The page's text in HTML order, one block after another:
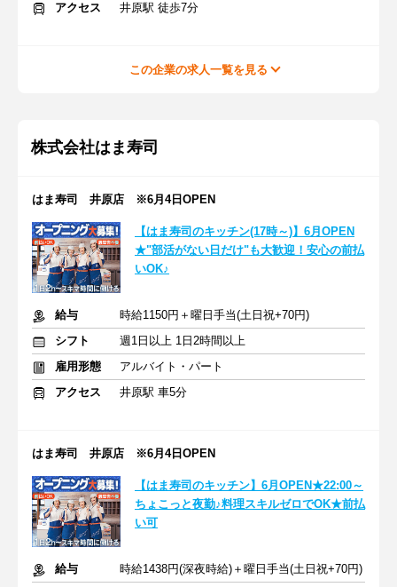
アクセス
井原駅 徒歩7分
この企業の求人一覧を見る
株式会社はま寿司
はま寿司 井原店 ※6月4日OPEN
【はま寿司のキッチン(17時～)】6月OPEN
★"部活がない日だけ"も大歓迎！安心の前払
いOK♪
給与
時給1150円＋曜日手当(土日祝+70円)
シフト
週1日以上 1日2時間以上
雇用形態
アルバイト・パート
アクセス
井原駅 車5分
はま寿司 井原店 ※6月4日OPEN
【はま寿司のキッチン】6月OPEN★22:00～
ちょこっと夜勤♪料理スキルゼロでOK★前払
い可
給与
時給1438円(深夜時給)＋曜日手当(土日祝+70円)